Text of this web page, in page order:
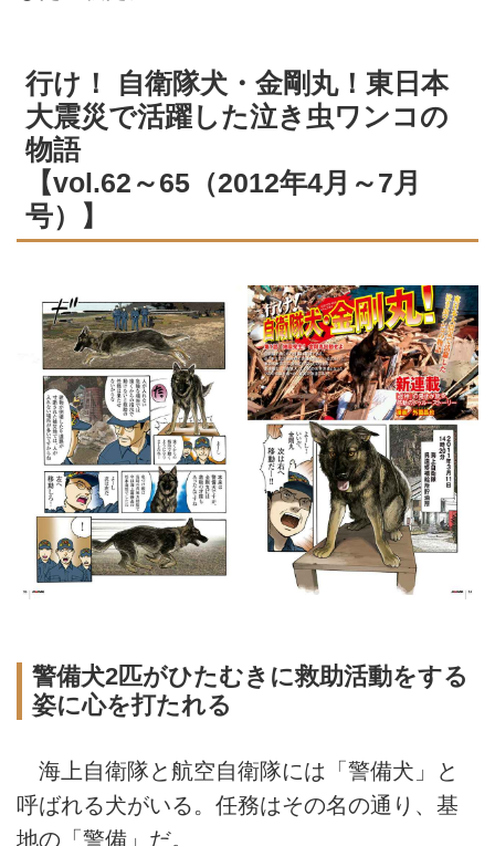
行け！ 自衛隊犬・金剛丸！東日本
大震災で活躍した泣き虫ワンコの
物語
【vol.62～65（2012年4月～7月
号）】
警備犬2匹がひたむきに救助活動をする
姿に心を打たれる
海上自衛隊と航空自衛隊には「警備犬」と
呼ばれる犬がいる。任務はその名の通り、基
地の「警備」だ。